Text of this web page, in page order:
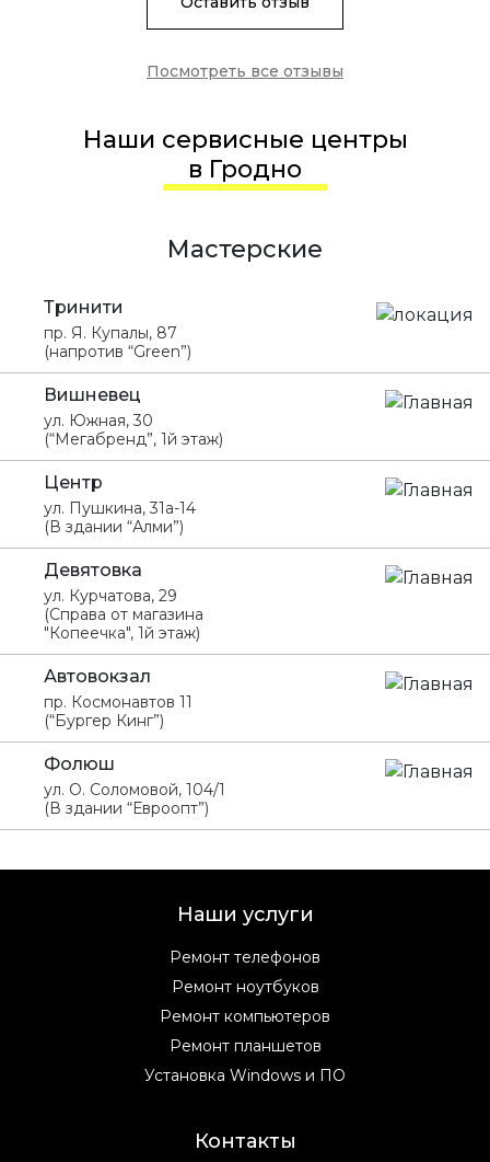
Посмотреть все отзывы
Наши сервисные центры
в Гродно
Мастерские
Тринити
пр. Я. Купалы, 87
(напротив “Green”)
Вишневец
ул. Южная, 30
(“Мегабренд”, 1й этаж)
Центр
ул. Пушкина, 31а-14
(В здании “Алми”)
Девятовка
ул. Курчатова, 29
(Справа от магазина
"Копеечка", 1й этаж)
Автовокзал
пр. Космонавтов 11
(“Бургер Кинг”)
Фолюш
ул. О. Соломовой, 104/1
(В здании “Евроопт”)
Наши услуги
Ремонт телефонов
Ремонт ноутбуков
Ремонт компьютеров
Ремонт планшетов
Установка Windows и ПО
Контакты